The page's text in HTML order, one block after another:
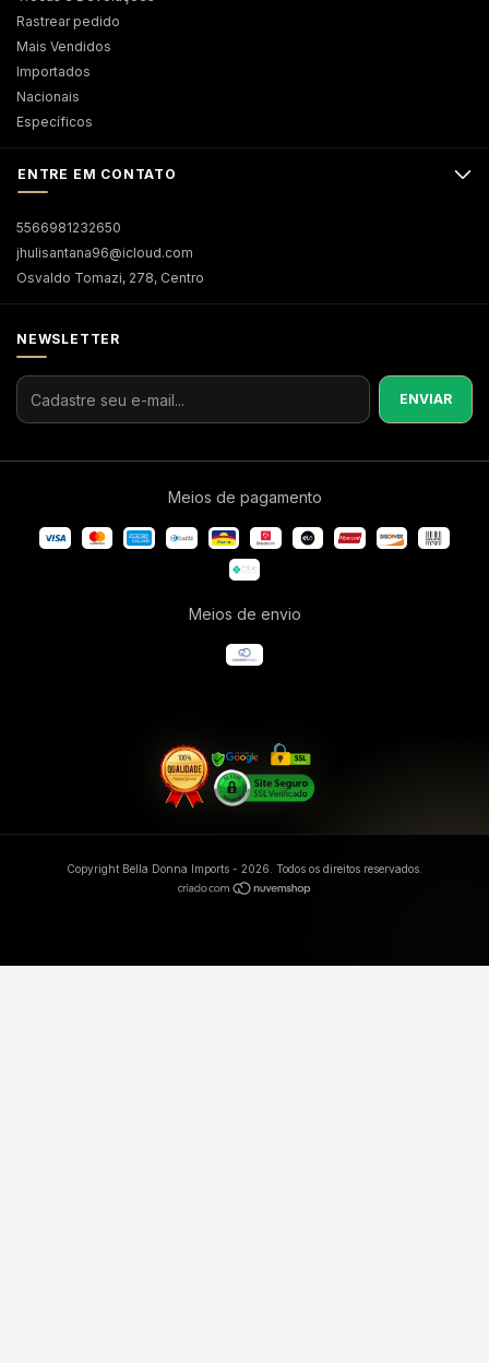
Rastrear pedido
Mais Vendidos
Importados
Nacionais
Específicos
ENTRE EM CONTATO
5566981232650
jhulisantana96@icloud.com
Osvaldo Tomazi, 278, Centro
NEWSLETTER
Meios de pagamento
Meios de envio
Copyright Bella Donna Imports - 2026. Todos os direitos reservados.